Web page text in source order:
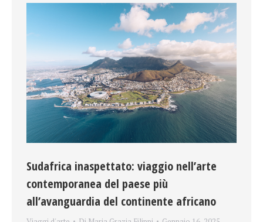
Sudafrica inaspettato: viaggio nell’arte
contemporanea del paese più
all’avanguardia del continente africano